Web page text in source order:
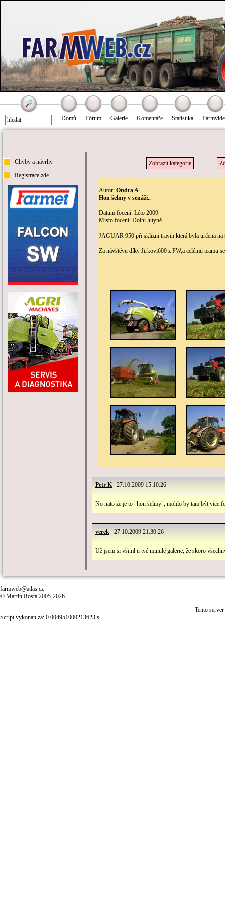
Domů Fórum Galerie Komentáře Statistika
Chyby a návrhy
Registrace zde.
Zobrazit kategorie
Autor: Ondra A
Hon šelmy v senáži..
Datum focení: Léto 2009
Místo focení: Dolní lutyně
JAGUAR 950 při sklizni travin která byla určena na
Za návštěvu díky Jirkovi600 z FW,a celému teamu
Petr K27.10.2009 15:10:26
No nato že je to "hon šelmy", mohlo by tam být více
verek 27.10.2009 21:30:26
Už jsem si všiml u tvé minulé galerie, že skoro
farmweb@atlas.cz
© Martin Rosta 2005-2026
Tento
Script vykonan za: 0.004951000213623.s